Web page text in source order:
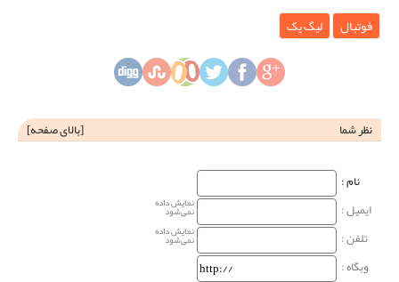
فوتبال لیگ یک
نظر شما [بالای صفحه]
نام‌ :
ایمیل :
نمایش داده
نمی‌شود
تلفن : نمایش داده
نمی‌شود
وبگاه‌ :